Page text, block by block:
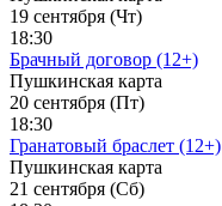
19 сентября (Чт)
18:30
Брачный договор (12+)
Пушкинская карта
20 сентября (Пт)
18:30
Гранатовый браслет (12+)
Пушкинская карта
21 сентября (Сб)